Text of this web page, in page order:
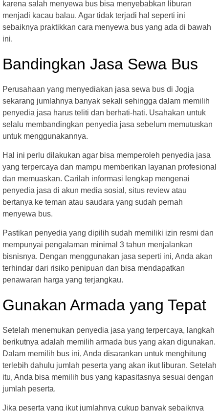
karena salah menyewa bus bisa menyebabkan liburan
menjadi kacau balau. Agar tidak terjadi hal seperti ini
sebaiknya praktikkan cara menyewa bus yang ada di bawah
ini.
Bandingkan Jasa Sewa Bus
Perusahaan yang menyediakan jasa sewa bus di Jogja
sekarang jumlahnya banyak sekali sehingga dalam memilih
penyedia jasa harus teliti dan berhati-hati. Usahakan untuk
selalu membandingkan penyedia jasa sebelum memutuskan
untuk menggunakannya.
Hal ini perlu dilakukan agar bisa memperoleh penyedia jasa
yang terpercaya dan mampu memberikan layanan profesional
dan memuaskan. Carilah informasi lengkap mengenai
penyedia jasa di akun media sosial, situs review atau
bertanya ke teman atau saudara yang sudah pernah
menyewa bus.
Pastikan penyedia yang dipilih sudah memiliki izin resmi dan
mempunyai pengalaman minimal 3 tahun menjalankan
bisnisnya. Dengan menggunakan jasa seperti ini, Anda akan
terhindar dari risiko penipuan dan bisa mendapatkan
penawaran harga yang terjangkau.
Gunakan Armada yang Tepat
Setelah menemukan penyedia jasa yang terpercaya, langkah
berikutnya adalah memilih armada bus yang akan digunakan.
Dalam memilih bus ini, Anda disarankan untuk menghitung
terlebih dahulu jumlah peserta yang akan ikut liburan. Setelah
itu, Anda bisa memilih bus yang kapasitasnya sesuai dengan
jumlah peserta.
Jika peserta yang ikut jumlahnya cukup banyak sebaiknya